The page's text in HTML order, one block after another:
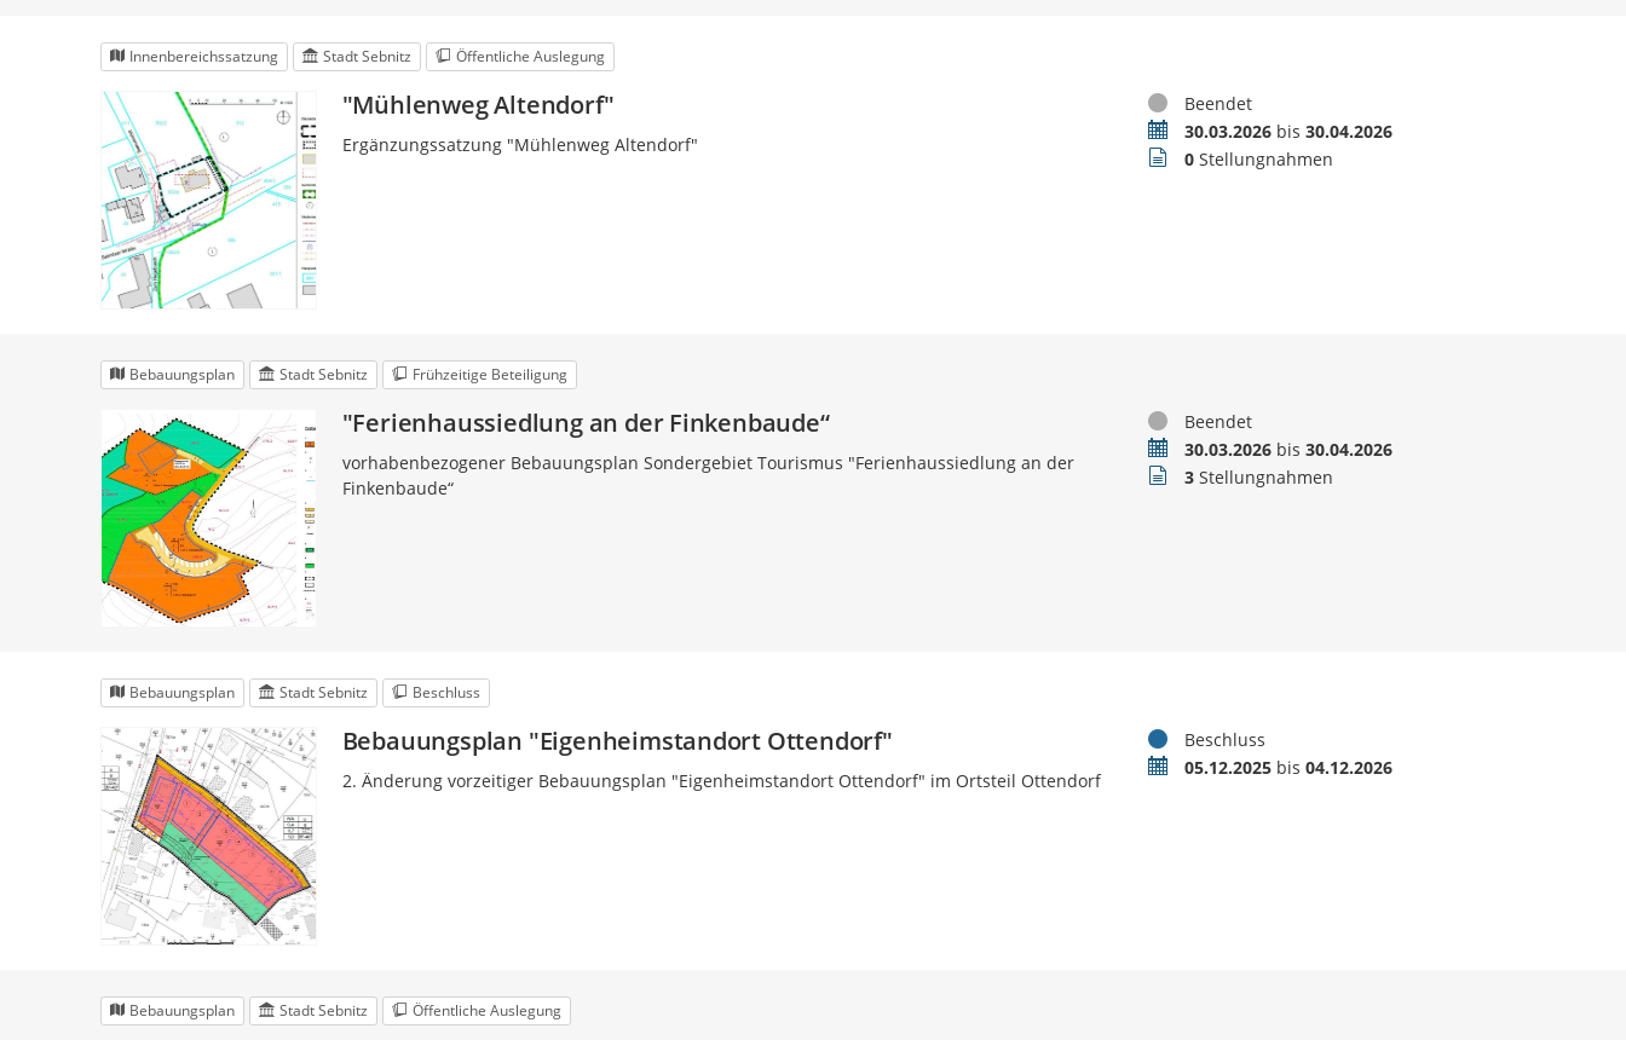
Innenbereichssatzung Stadt Sebnitz Öffentliche Auslegung
"Mühlenweg Altendorf"
Ergänzungssatzung "Mühlenweg Altendorf"
StatusBeendet
Zeitraum30.03.2026 bis30.04.2026
Stellungnahmen
0 Stellungnahmen
Bebauungsplan Stadt Sebnitz Frühzeitige Beteiligung
"Ferienhaussiedlung an der Finkenbaude“
vorhabenbezogener Bebauungsplan Sondergebiet Tourismus "Ferienhaussiedlung an der
Finkenbaude“
StatusBeendet
Zeitraum30.03.2026 bis30.04.2026
Stellungnahmen
3 Stellungnahmen
Bebauungsplan Stadt Sebnitz Beschluss
Bebauungsplan "Eigenheimstandort Ottendorf"
2. Änderung vorzeitiger Bebauungsplan "Eigenheimstandort Ottendorf" im Ortsteil Ottendorf
StatusBeschluss
Zeitraum05.12.2025 bis04.12.2026
Bebauungsplan Stadt Sebnitz Öffentliche Auslegung